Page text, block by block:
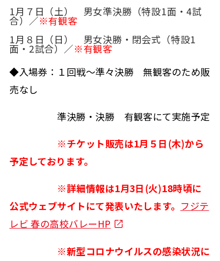
1月７日（土） 男女準決勝（特設1面・4試
合）／※有観客
1月８日（日） 男女決勝・閉会式（特設1
面・2試合）／※有観客
◆入場券：１回戦～準々決勝 無観客のため販
売なし
準決勝・決勝 有観客にて実施予定
※チケット販売は1月５日(木)から
予定しております。
※詳細情報は1月3日(火)18時頃に
公式ウェブサイトにて発表いたします。 フジテ
レビ 春の高校バレーHP
※新型コロナウイルスの感染状況に